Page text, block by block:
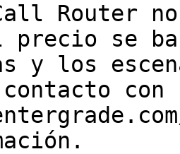
Call Router
precio se
y los
contacto